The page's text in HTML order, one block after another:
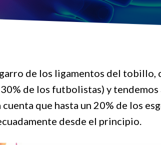
de los ligamentos del tobillo,
de los futbolistas) y
que hasta un 20% de los
desde el principio.